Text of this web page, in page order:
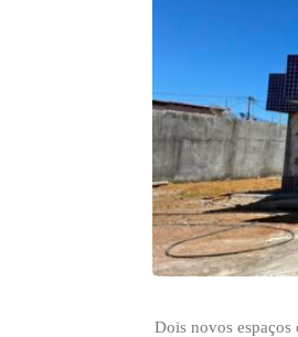
Dois novos espaços